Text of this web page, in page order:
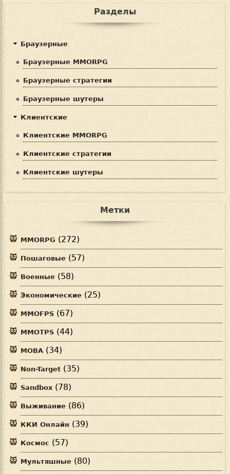
Разделы
Браузерные
Браузерные MMORPG
Браузерные стратегии
Браузерные шутеры
Клиентские
Клиентские MMORPG
Клиентские стратегии
Клиентские шутеры
Метки
MMORPG (272)
Пошаговые (57)
Военные (58)
Экономические (25)
MMOFPS (67)
MMOTPS (44)
MOBA (34)
Non-Target (35)
Sandbox (78)
Выживание (86)
ККИ Онлайн (39)
Космос (57)
Мультяшные (80)